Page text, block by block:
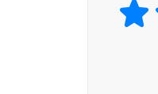
역시 우리